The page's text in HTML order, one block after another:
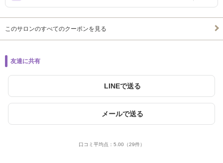
このサロンのすべてのクーポンを見る
友達に共有
LINEで送る
メールで送る
口コミ平均点： 5.00 （29件）